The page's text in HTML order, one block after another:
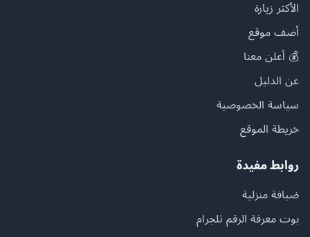
الأكثر زيارة
أضف موقع
💰 أعلن معنا
عن الدليل
سياسة الخصوصية
خريطة الموقع
روابط مفيدة
ضيافة منزلية
بوت معرفة الرقم تلجرام